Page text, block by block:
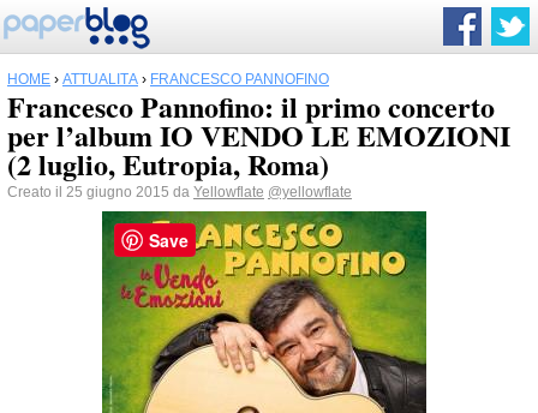
HOME › ATTUALITÀ › FRANCESCO PANNOFINO
Francesco Pannofino: il primo concerto
per l’album IO VENDO LE EMOZIONI
(2 luglio, Eutropia, Roma)
Creato il 25 giugno 2015 da Yellowflate @yellowflate
Save